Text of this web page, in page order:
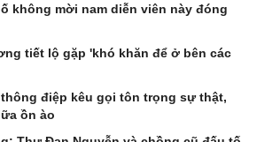
không mời nam diễn viên này đóng
tiết lộ gặp 'khó khăn để ở bên các
điệp kêu gọi tôn trọng sự thật,
ồn ào